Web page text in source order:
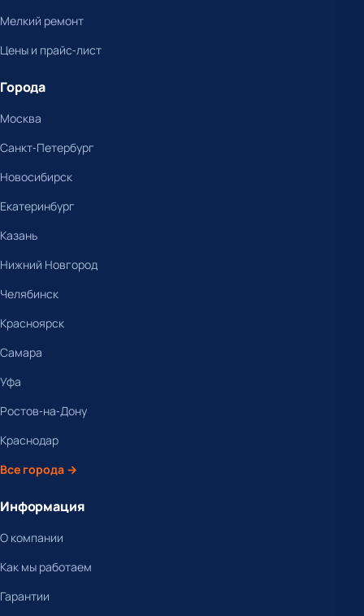
Мелкий ремонт
Цены и прайс-лист
Города
Москва
Санкт-Петербург
Новосибирск
Екатеринбург
Казань
Нижний Новгород
Челябинск
Красноярск
Самара
Уфа
Ростов-на-Дону
Краснодар
Все города →
Информация
О компании
Как мы работаем
Гарантии